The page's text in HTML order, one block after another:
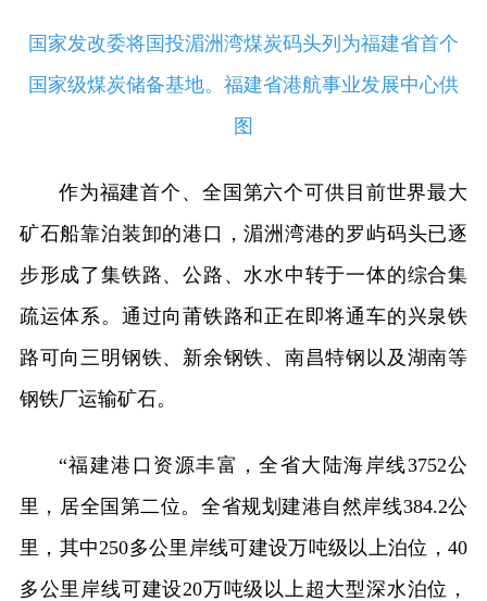
国家发改委将国投湄洲湾煤炭码头列为福建省首个
国家级煤炭储备基地。福建省港航事业发展中心供
图
作为福建首个、全国第六个可供目前世界最大
矿石船靠泊装卸的港口，湄洲湾港的罗屿码头已逐
步形成了集铁路、公路、水水中转于一体的综合集
疏运体系。通过向莆铁路和正在即将通车的兴泉铁
路可向三明钢铁、新余钢铁、南昌特钢以及湖南等
钢铁厂运输矿石。
“福建港口资源丰富，全省大陆海岸线3752公
里，居全国第二位。全省规划建港自然岸线384.2公
里，其中250多公里岸线可建设万吨级以上泊位，40
多公里岸线可建设20万吨级以上超大型深水泊位，